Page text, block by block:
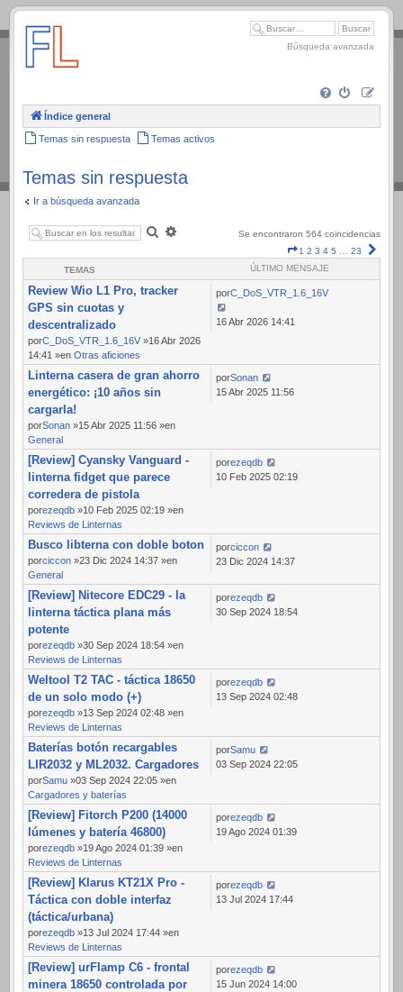
.
Búsqueda avanzada
Índice general
Temas sin respuesta Temas activos
Temas sin respuesta
Ir a búsqueda avanzada
Buscar
Se encontraron 564 coincidencias
Página
23
1 2 3 4 5 23
TEMAS ÚLTIMO MENSAJE
Review Wio L1 Pro, tracker
GPS sin cuotas y
descentralizado
porC_DoS_VTR_1.6_16V »16 Abr 2026
14:41 »en Otras aficiones
porC_DoS_VTR_1.6_16V
16 Abr 2026 14:41
Linterna casera de gran ahorro
energético: ¡10 años sin
cargarla!
porSonan »15 Abr 2025 11:56 »en
General
porSonan
15 Abr 2025 11:56
[Review] Cyansky Vanguard -
linterna fidget que parece
corredera de pistola
porezeqdb »10 Feb 2025 02:19 »en
Reviews de Linternas
porezeqdb
10 Feb 2025 02:19
Busco libterna con doble boton
porciccon »23 Dic 2024 14:37 »en
General
porciccon
23 Dic 2024 14:37
[Review] Nitecore EDC29 - la
linterna táctica plana más
potente
porezeqdb »30 Sep 2024 18:54 »en
Reviews de Linternas
porezeqdb
30 Sep 2024 18:54
Weltool T2 TAC - táctica 18650
de un solo modo (+)
porezeqdb »13 Sep 2024 02:48 »en
Reviews de Linternas
porezeqdb
13 Sep 2024 02:48
Baterías botón recargables
LIR2032 y ML2032. Cargadores
porSamu »03 Sep 2024 22:05 »en
Cargadores y baterías
porSamu
03 Sep 2024 22:05
[Review] Fitorch P200 (14000
lúmenes y batería 46800)
porezeqdb »19 Ago 2024 01:39 »en
Reviews de Linternas
porezeqdb
19 Ago 2024 01:39
[Review] Klarus KT21X Pro -
Táctica con doble interfaz
(táctica/urbana)
porezeqdb »13 Jul 2024 17:44 »en
Reviews de Linternas
porezeqdb
13 Jul 2024 17:44
[Review] urFlamp C6 - frontal
minera 18650 controlada por
porezeqdb
15 Jun 2024 14:00